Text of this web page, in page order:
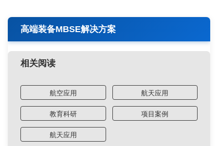
高端装备MBSE解决方案
相关阅读
航空应用 航天应用
教育科研 项目案例
航天应用